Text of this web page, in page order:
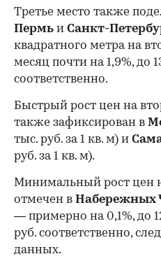
Третье место также
Пермь и Санкт-
квадратного метра на
месяц почти на 1,9%, до
соответственно.
Быстрый рост цен на
также зафиксирован в
тыс. руб. за 1 кв. м) и
руб. за 1 кв. м).
Минимальный рост цен
отмечен в Набережных
— примерно на 0,1%, до
руб. соответственно,
данных.